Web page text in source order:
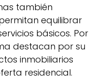
también
equilibrar
básicos. Por
destacan por su
inmobiliarios
residencial.